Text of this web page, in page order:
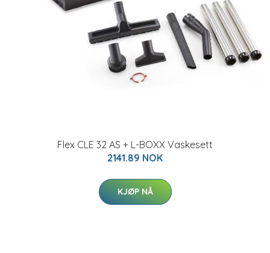
Flex CLE 32 AS + L-BOXX Vaskesett
2141.89 NOK
KJØP NÅ